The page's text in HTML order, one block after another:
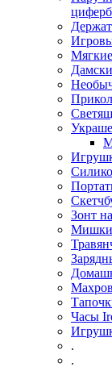
Зонт
Мишки
Часы
.
.